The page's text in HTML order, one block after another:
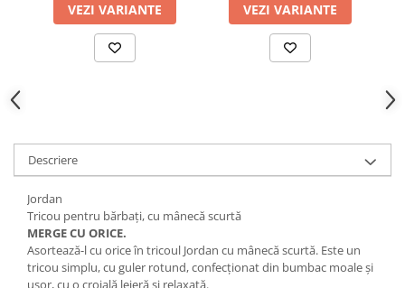
VEZI VARIANTE VEZI VARIANTE
Descriere
Jordan
Tricou pentru bărbați, cu mânecă scurtă
MERGE CU ORICE.
Asortează-l cu orice în tricoul Jordan cu mânecă scurtă. Este un
tricou simplu, cu guler rotund, confecționat din bumbac moale și
ușor, cu o croială lejeră și relaxată.